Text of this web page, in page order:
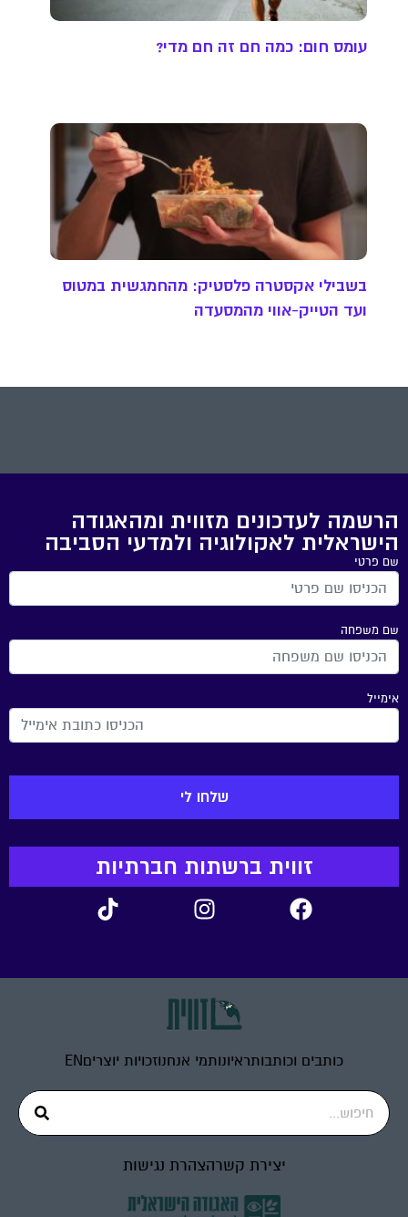
עומס חום: כמה חם זה חם מדי?
בשבילי אקסטרה פלסטיק: מהחמגשית במטוס
ועד הטייק-אווי מהמסעדה
הרשמה לעדכונים מזווית ומהאגודה
הישראלית לאקולוגיה ולמדעי הסביבה
שם פרטי
שם משפחה
אימייל
זווית ברשתות חברתיות
כותבים וכותבותראיונותמי אנחנוזכויות יוצריםEN
יצירת קשרהצהרת נגישות